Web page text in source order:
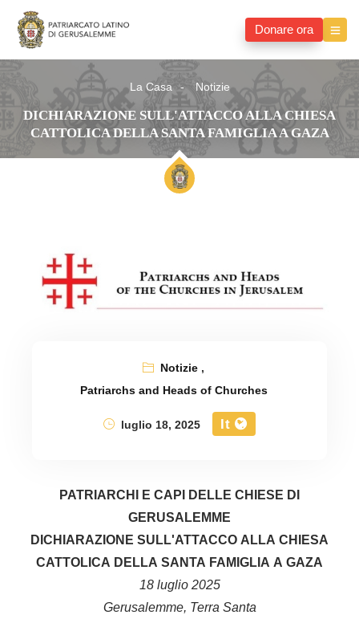
Donare ora
La Casa Notizie
DICHIARAZIONE SULL'ATTACCO ALLA CHIESA
CATTOLICA DELLA SANTA FAMIGLIA A GAZA
Notizie,
Patriarchs and Heads of Churches
luglio 18, 2025
It
PATRIARCHI E CAPI DELLE CHIESE DI
GERUSALEMME
DICHIARAZIONE SULL'ATTACCO ALLA CHIESA
CATTOLICA DELLA SANTA FAMIGLIA A GAZA
18 luglio 2025
Gerusalemme, Terra Santa